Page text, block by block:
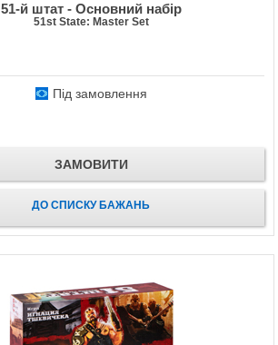
51-й штат - Основний набір
51st State: Master Set
Під замовлення
ЗАМОВИТИ
ДО СПИСКУ БАЖАНЬ